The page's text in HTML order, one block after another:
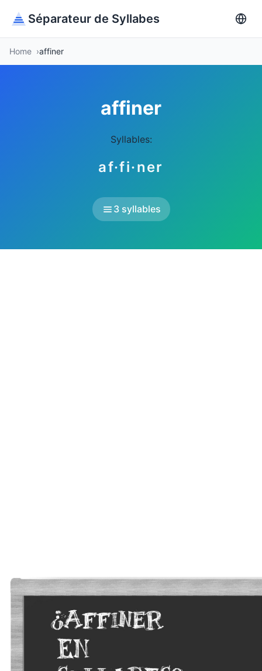
Séparateur de Syllabes
Home affiner
affiner
Syllables:
af·fi·ner
3 syllables